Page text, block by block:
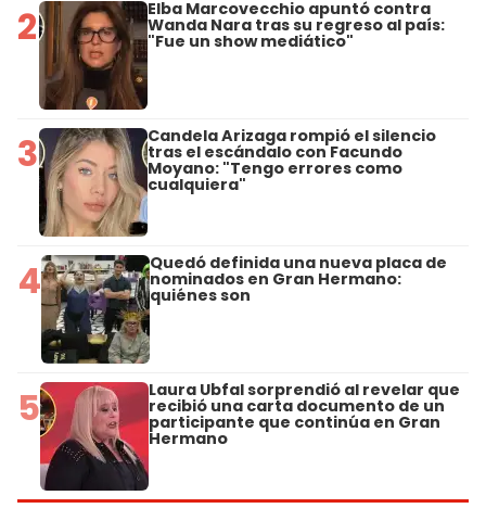
2 Elba Marcovecchio apuntó contra
Wanda Nara tras su regreso al país:
"Fue un show mediático"
3 Candela Arizaga rompió el silencio
tras el escándalo con Facundo
Moyano: "Tengo errores como
cualquiera"
4 Quedó definida una nueva placa de
nominados en Gran Hermano:
quiénes son
5 Laura Ubfal sorprendió al revelar que
recibió una carta documento de un
participante que continúa en Gran
Hermano